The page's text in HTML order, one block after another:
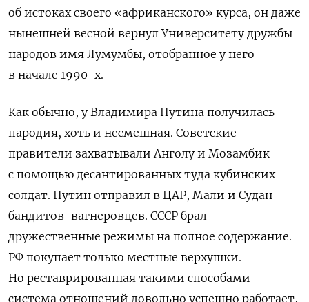
об истоках своего «африканского» курса, он даже
нынешней весной вернул Университету дружбы
народов имя Лумумбы, отобранное у него
в начале 1990-х.
Как обычно, у Владимира Путина получилась
пародия, хоть и несмешная. Советские
правители захватывали Анголу и Мозамбик
с помощью десантированных туда кубинских
солдат. Путин отправил в ЦАР, Мали и Судан
бандитов-вагнеровцев. СССР брал
дружественные режимы на полное содержание.
РФ покупает только местные верхушки.
Но реставрированная такими способами
система отношений довольно успешно работает,